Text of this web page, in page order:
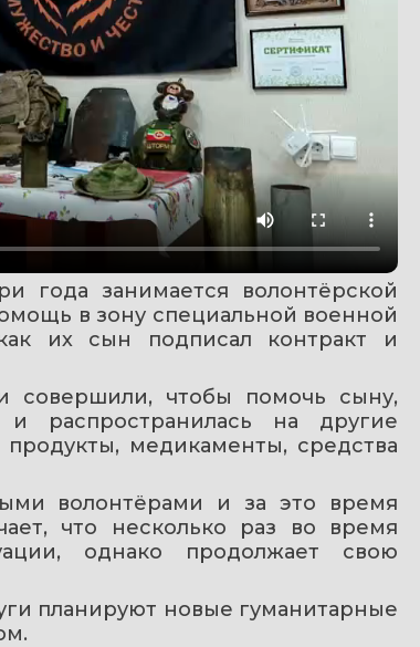
года занимается волонтёрской
в зону специальной военной
их сын подписал контракт и
совершили, чтобы помочь сыну,
распространилась на другие
медикаменты, средства
волонтёрами и за это время
что несколько раз во время
однако продолжает свою
планируют новые гуманитарные